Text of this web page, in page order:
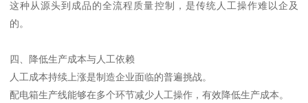
这种从源头到成品的全流程质量控制，是传统人工操作难以企及
的。
四、降低生产成本与人工依赖
人工成本持续上涨是制造企业面临的普遍挑战。
配电箱生产线能够在多个环节减少人工操作，有效降低生产成本。